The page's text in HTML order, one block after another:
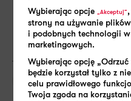
COVID-19
Wybierając opcje„Akceptuj”
strony na używanie
i podobnych technologii
marketingowych.
Wybierając opcję
będzie korzystał tylko z
celu prawidłowego
Twoja zgoda na